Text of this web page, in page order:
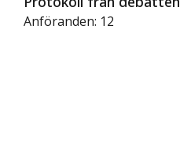
Anföranden: 12